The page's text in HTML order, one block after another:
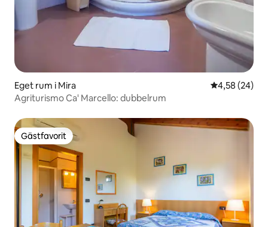
Eget rum i Mira 4,58 av 5 i
4,58 (24)
Agriturismo Ca' Marcello: dubbelrum
Gästfavorit
Gästfavorit